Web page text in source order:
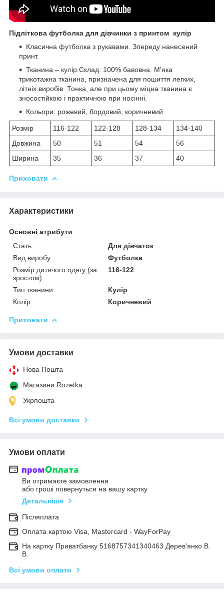
Підліткова футболка для дівчинки з принтом кулір
Класична футболка з рукавами. Зпереду нанесений
принт.
Тканина – кулір.Склад: 100% бавовна. М'яка
трикотажна тканина, призначена для пошиття легких,
літніх виробів. Тонка, але при цьому міцна тканина є
зносостійкою і практичною при носінні.
Кольори: рожевий, бордовий, коричневий
Розмір 116-122 122-128 128-134
134-140
Довжина
50 51 54
56
Ширина
35 36 37 40
Приховати
Характеристики
Основні атрибути
Стать
Для дівчаток
Вид виробу
Футболка
Розмір дитячого одягу (за
зростом)
116-122
Тип тканини
Кулір
Колір
Коричневий
Приховати
Умови доставки
Нова Пошта
Магазини Rozetka
Укрпошта
Всі умови доставки
Умови оплати
Ви отримаєте замовлення
або гроші повернуться на вашу картку
Детальніше
Післяплата
Оплата картою Visa, Mastercard - WayForPay
На картку Приватбанку 5168757341340463 Дерев'янко В.
В.
Всі умови оплати